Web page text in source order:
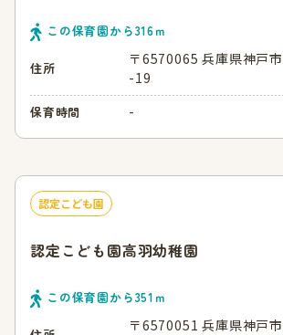
この保育園から316ｍ
住所
〒6570065 兵庫県神戸
-19
保育時間 -
認定こども園
認定こども園高羽幼稚園
この保育園から351 ｍ
〒6570051 兵庫県神戸